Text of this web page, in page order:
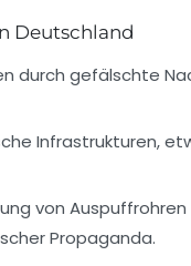
Deutschland
durch gefälschte
Infrastrukturen,
von
Propaganda.